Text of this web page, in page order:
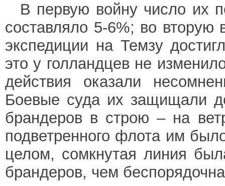
В первую войну число их
составляло 5-6%; во вторую
экспедиции на Темзу
это у голландцев не
действия оказали
Боевые суда их защищали
брандеров в строю – на
подветренного флота им
целом, сомкнутая линия
брандеров, чем